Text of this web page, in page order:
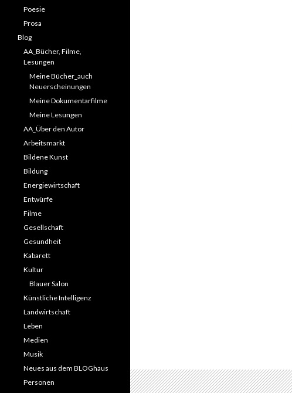
Poesie
Prosa
Blog
AA_Bücher, Filme,
Lesungen
Meine Bücher_auch
Neuerscheinungen
Meine Dokumentarfilme
Meine Lesungen
AA_Über den Autor
Arbeitsmarkt
Bildene Kunst
Bildung
Energiewirtschaft
Entwürfe
Filme
Gesellschaft
Gesundheit
Kabarett
Kultur
Blauer Salon
Künstliche Intelligenz
Landwirtschaft
Leben
Medien
Musik
Neues aus dem BLOGhaus
Personen